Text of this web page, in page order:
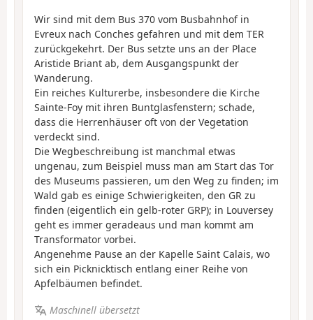
Wir sind mit dem Bus 370 vom Busbahnhof in
Evreux nach Conches gefahren und mit dem TER
zurückgekehrt. Der Bus setzte uns an der Place
Aristide Briant ab, dem Ausgangspunkt der
Wanderung.
Ein reiches Kulturerbe, insbesondere die Kirche
Sainte-Foy mit ihren Buntglasfenstern; schade,
dass die Herrenhäuser oft von der Vegetation
verdeckt sind.
Die Wegbeschreibung ist manchmal etwas
ungenau, zum Beispiel muss man am Start das Tor
des Museums passieren, um den Weg zu finden; im
Wald gab es einige Schwierigkeiten, den GR zu
finden (eigentlich ein gelb-roter GRP); in Louversey
geht es immer geradeaus und man kommt am
Transformator vorbei.
Angenehme Pause an der Kapelle Saint Calais, wo
sich ein Picknicktisch entlang einer Reihe von
Apfelbäumen befindet.
Maschinell übersetzt